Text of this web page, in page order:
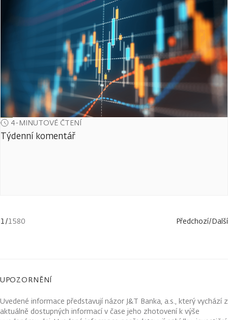
4-MINUTOVÉ ČTENÍ
Týdenní komentář
1/1580 Předchozí/Další
UPOZORNĚNÍ
Uvedené informace představují názor J&T Banka, a.s., který vychází z
aktuálně dostupných informací v čase jeho zhotovení k výše